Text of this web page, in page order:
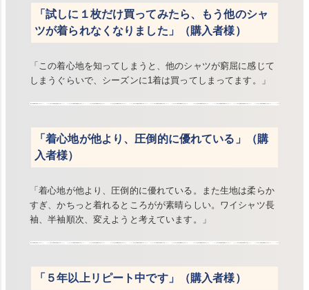
「試しに１枚だけ買ってみたら、もう他のシャ
ツが着られなくなりました」（購入者様）
「この着心地を知ってしまうと、他のシャツが窮屈に感じて
しまうぐらいで、シーズンに1着は買ってしまってます。」
「着心地が他より、圧倒的に優れている」（購
入者様）
「着心地が他より、圧倒的に優れている。また生地は柔らか
すぎ、かちっと着れるところがが素晴らしい。ワイシャツ長
袖、半袖順次、変えようと考えています。」
「５年以上リピート中です」（購入者様）